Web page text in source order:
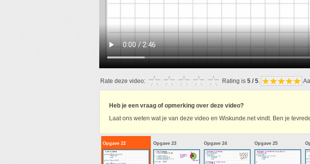
Rate deze video: Rating is 5 / 5
Heb je een vraag of opmerking over deze video?
Laat ons weten wat je van deze video en Wiskunde.net vindt. Ben je
Opgave 22 Opgave 23 Opgave 24 Opgave 25